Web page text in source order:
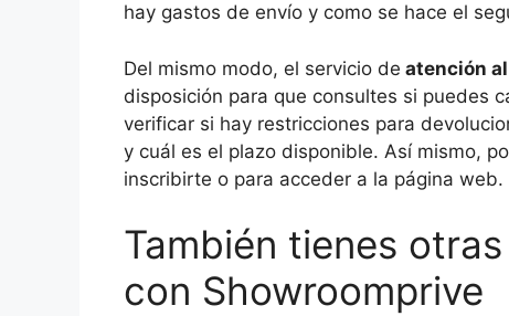
hay gastos de envío y como se hace el
Del mismo modo, el servicio de atención
disposición para que consultes si puedes
verificar si hay restricciones para
y cuál es el plazo disponible. Así mismo,
inscribirte o para acceder a la página web.
También tienes
con Showroomprive